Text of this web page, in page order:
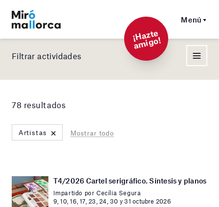
Menú
¡
Hazt
e
a
mi
g
o!
Filtrar actividades
78 resultados
Artistas × Mostrar todo
T4/2026 Cartel serigráfico. Síntesis y planos
Impartido por Cecília Segura
9, 10, 16, 17, 23, 24, 30 y 31 octubre 2026